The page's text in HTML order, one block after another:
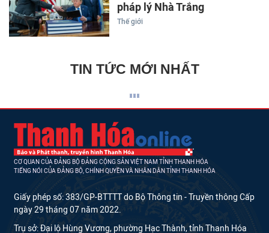
pháp lý Nhà Trắng
Thế giới
TIN TỨC MỚI NHẤT
CƠ QUAN CỦA ĐẢNG BỘ ĐẢNG CỘNG SẢN VIỆT NAM TỈNH THANH HÓA
TIẾNG NÓI CỦA ĐẢNG BỘ, CHÍNH QUYỀN VÀ NHÂN DÂN TỈNH THANH HÓA
Giấy phép số: 383/GP-BTTTT do Bộ Thông tin - Truyền thông Cấp
ngày 29 tháng 07 năm 2022.
Trụ sở: Đại lộ Hùng Vương, phường Hạc Thành, tỉnh Thanh Hóa